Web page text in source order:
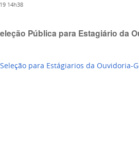
14h38
Pública para Estagiário da
Seleção para Estágiarios da